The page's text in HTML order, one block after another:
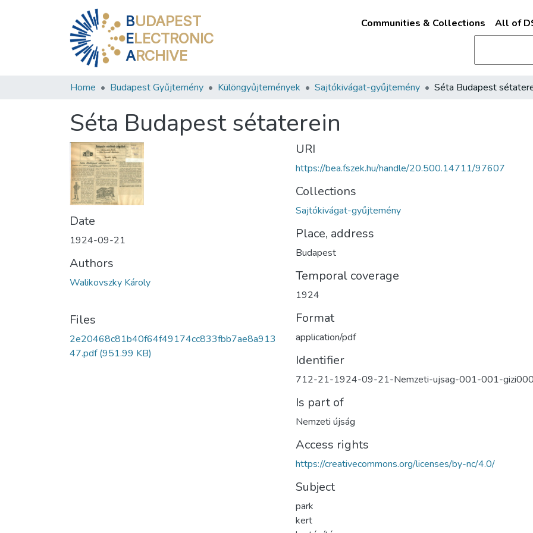
BUDAPEST
ELECTRONIC
ARCHIVE
Communities & Collections All of
Home Budapest Gyűjtemény Különgyűjtemények Sajtókivágat-gyűjtemény Séta Budapest
Séta Budapest sétaterein
Date
1924-09-21
Authors
Walikovszky Károly
Files
2e20468c81b40f64f49174cc833fbb7ae8a913
47.pdf(951.99 KB)
URI
https://bea.fszek.hu/handle/20.500.14711/97607
Collections
Sajtókivágat-gyűjtemény
Place, address
Budapest
Temporal coverage
1924
Format
application/pdf
Identifier
712-21-1924-09-21-Nemzeti-ujsag-001-001-
Is part of
Nemzeti újság
Access rights
https://creativecommons.org/licenses/by-nc/4.0/
Subject
park
kert